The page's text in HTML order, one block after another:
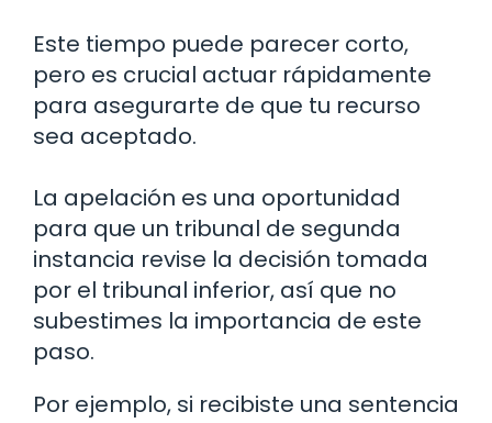
Este tiempo puede parecer corto,
pero es crucial actuar rápidamente
para asegurarte de que tu recurso
sea aceptado.
La apelación es una oportunidad
para que un tribunal de segunda
instancia revise la decisión tomada
por el tribunal inferior, así que no
subestimes la importancia de este
paso.
Por ejemplo, si recibiste una sentencia